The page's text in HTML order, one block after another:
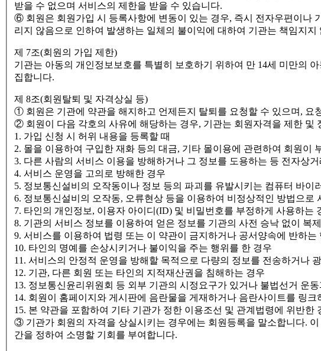
받을 수 없으며 서비스의 제한을 받을 수 있습니다.
⑥ 회원은 회원가입 시 등록사항에 변동이 있는 경우, 즉시 전자우편이나
리지 않음으로 인하여 발생하는 일체의 불이익에 대하여 기관는 책임지지
제 7조(회원의 가입 제한)
기관는 아동의 개인정보보호를 특별히 보호하기 위하여 만 14세 미만의
집합니다.
제 8조(회원탈퇴 및 자격상실 등)
① 회원은 기관에 약관을 해지하고 언제든지 탈퇴를 요청할 수 있으며, 요
② 회원이 다음 각호의 사유에 해당하는 경우, 기관는 회원자격을 제한 및
1. 가입 신청 시 허위 내용을 등록할 때
2. 몰을 이용하여 구입한 재화 등의 대금, 기타 몰이용에 관련하여 회원이
3. 다른 사람의 서비스 이용을 방해하거나 그 정보를 도용하는 등 전자상
4. 서비스 운영을 고의로 방해한 경우
5. 정보통신설비의 오작동이나 정보 등의 파괴를 유발시키는 컴퓨터 바이
6. 정보통신설비의 오작동, 오류현상 등을 이용하여 비정상적인 방법으로
7. 타인의 개인정보, 이용자 아이디(ID) 및 비밀번호를 부정하게 사용하는
8. 기관의 서비스 정보를 이용하여 얻은 정보를 기관의 사전 승낙 없이 복
9. 서비스를 이용하여 법령 또는 이 약관이 금지하거나 공서양속에 반하는
10. 타인의 명예를 손상시키거나 불이익을 주는 행위를 한 경우
11. 서비스의 안정적 운영을 방해할 목적으로 다량의 정보를 전송하거나
12. 기관, 다른 회원 또는 타인의 지적재산권을 침해하는 경우
13. 정보통신윤리위원회 등 외부 기관의 시정요구가 있거나 불법선거 운
14. 회원이 홈페이지와 게시판에 음란물을 게재하거나 음란사이트를 링크
15. 본 약관을 포함하여 기타 기관가 정한 이용조선 및 관계법령에 위반한
③ 기관가 회원의 자격을 상실시키는 경우에는 회원등록을 말소합니다.
간을 정하여 소명할 기회를 부여합니다.